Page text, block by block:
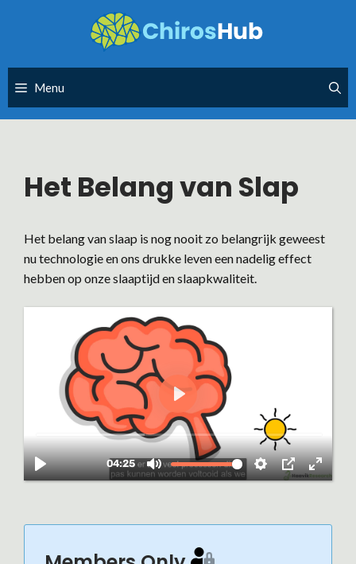
Menu
Het Belang van Slap
Het belang van slaap is nog nooit zo belangrijk geweest
nu technologie en ons drukke leven een nadelig effect
hebben op onze slaaptijd en slaapkwaliteit.